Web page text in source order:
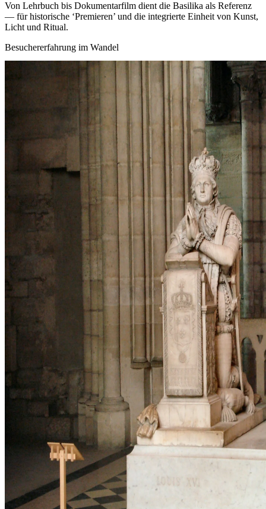
Von Lehrbuch bis Dokumentarfilm dient die Basilika als Referenz
— für historische ‘Premieren’ und die integrierte Einheit von Kunst,
Licht und Ritual.
Besuchererfahrung im Wandel